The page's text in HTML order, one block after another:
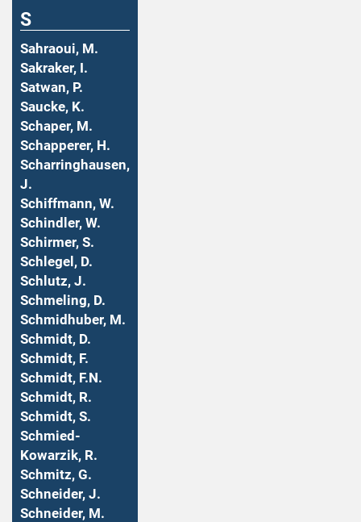
S
Sahraoui, M.
Sakraker, I.
Satwan, P.
Saucke, K.
Schaper, M.
Schapperer, H.
Scharringhausen,
J.
Schiffmann, W.
Schindler, W.
Schirmer, S.
Schlegel, D.
Schlutz, J.
Schmeling, D.
Schmidhuber, M.
Schmidt, D.
Schmidt, F.
Schmidt, F.N.
Schmidt, R.
Schmidt, S.
Schmied-
Kowarzik, R.
Schmitz, G.
Schneider, J.
Schneider, M.